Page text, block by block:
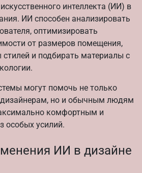
интеллекта (ИИ) в
ИИ способен анализировать
оптимизировать
от размеров помещения,
и подбирать материалы с
могут помочь не только
но и обычным людям
комфортным и
особых усилий.
ИИ в дизайне